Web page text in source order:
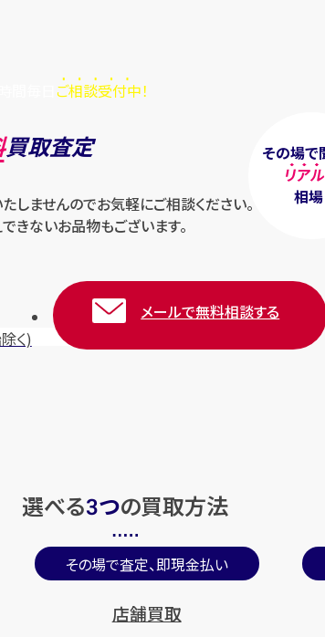
ご相談受付中！
その場で
リア
相場
買取査定
ませんのでお気軽にご相談ください。
きないお品物もございます。
く)
メールで無料相談する
選べる3つの買取方法
その場で査定、即現金払い
店舗買取